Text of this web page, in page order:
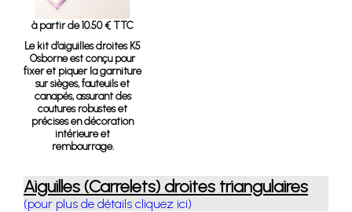
à partir de 10.50 € TTC
Le kit d’aiguilles droites K5
Osborne est conçu pour
fixer et piquer la garniture
sur sièges, fauteuils et
canapés, assurant des
coutures robustes et
précises en décoration
intérieure et
rembourrage.
Aiguilles (Carrelets) droites triangulaires
(pour plus de détails cliquez ici)